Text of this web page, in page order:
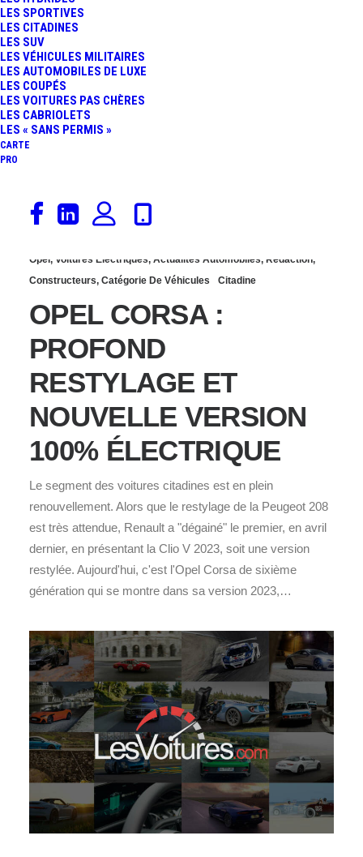
LES SPORTIVES
LES CITADINES
LES SUV
LES VÉHICULES MILITAIRES
LES AUTOMOBILES DE LUXE
LES COUPÉS
LES VOITURES PAS CHÈRES
LES CABRIOLETS
LES « SANS PERMIS »
CARTE
PRO
DE 68 000 VOITURES
(MOTEUR PURETECH)
POUR RISQUE
D’INCENDIE
Opel, Voitures Électriques, Actualités Automobiles, Rédaction,
Constructeurs, Catégorie De Véhicules Citadine
OPEL CORSA :
PROFOND
RESTYLAGE ET
NOUVELLE VERSION
100% ÉLECTRIQUE
Le segment des voitures citadines est en plein
renouvellement. Alors que le restylage de la Peugeot 208
est très attendue, Renault a "dégainé" le premier, en avril
dernier, en présentant la Clio V 2023, soit une version
restylée. Aujourd'hui, c'est l'Opel Corsa de sixième
génération qui se montre dans sa version 2023,…